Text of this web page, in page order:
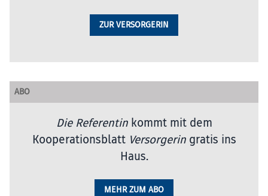
ZUR VERSORGERIN
ABO
Die Referentinkommt mit dem
Kooperationsblatt Versorgeringratis ins
Haus.
MEHR ZUM ABO